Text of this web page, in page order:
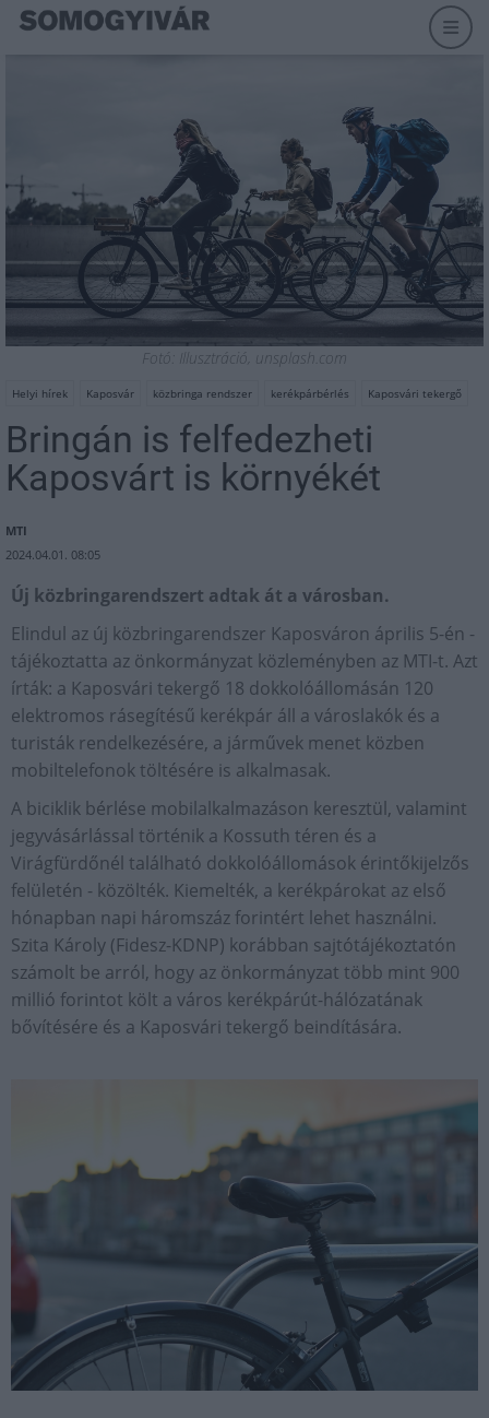
Fotó: Illusztráció, unsplash.com
Helyi hírek Kaposvár közbringa rendszer kerékpárbérlés Kaposvári tekergő
Bringán is felfedezheti
Kaposvárt is környékét
MTI
2024.04.01. 08:05
Új közbringarendszert adtak át a városban.
Elindul az új közbringarendszer Kaposváron április 5-én -
tájékoztatta az önkormányzat közleményben az MTI-t. Azt
írták: a Kaposvári tekergő 18 dokkolóállomásán 120
elektromos rásegítésű kerékpár áll a városlakók és a
turisták rendelkezésére, a járművek menet közben
mobiltelefonok töltésére is alkalmasak.
A biciklik bérlése mobilalkalmazáson keresztül, valamint
jegyvásárlással történik a Kossuth téren és a
Virágfürdőnél található dokkolóállomások érintőkijelzős
felületén - közölték. Kiemelték, a kerékpárokat az első
hónapban napi háromszáz forintért lehet használni.
Szita Károly (Fidesz-KDNP) korábban sajtótájékoztatón
számolt be arról, hogy az önkormányzat több mint 900
millió forintot költ a város kerékpárút-hálózatának
bővítésére és a Kaposvári tekergő beindítására.